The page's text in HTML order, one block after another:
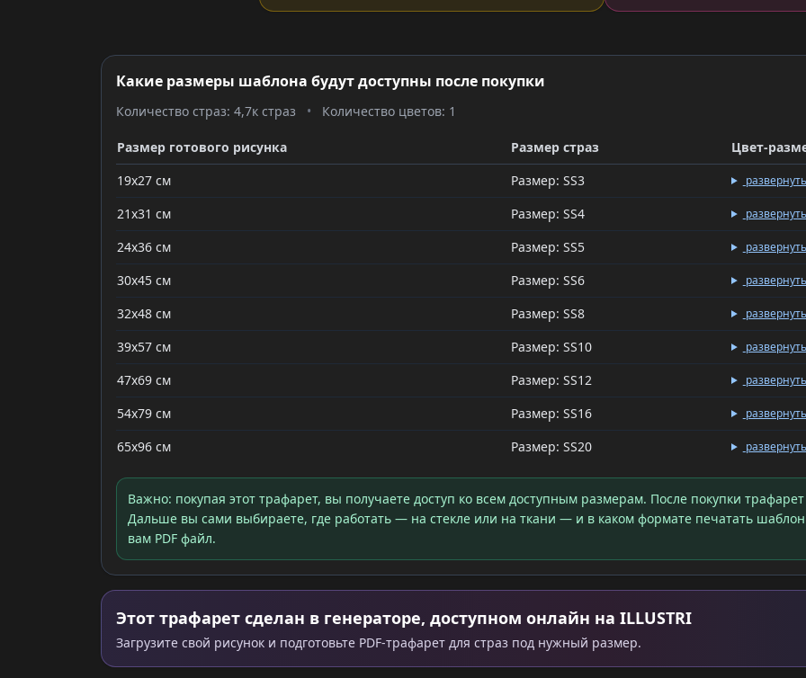
Какие размеры шаблона будут доступны после покупки
Количество страз: 4,7к страз • Количество цветов: 1
Размер готового рисунка Размер страз
Цвет-
19x27 см
Размер: SS3 развернуть
21x31 см Размер: SS4 развернуть
24x36 см Размер: SS5 развернуть
30x45 см Размер: SS6 развернуть
32x48 см Размер: SS8 развернуть
39x57 см Размер: SS10 развернуть
47x69 см Размер: SS12 развернуть
54x79 см Размер: SS16 развернуть
65x96 см Размер: SS20 развернуть
Важно: покупая этот трафарет, вы получаете доступ ко всем доступным размерам. После покупки
Дальше вы сами выбираете, где работать — на стекле или на ткани — и в каком формате печатать
вам PDF файл.
Этот трафарет сделан в генераторе, доступном онлайн на ILLUSTRI
Загрузите свой рисунок и подготовьте PDF-трафарет для страз под нужный размер.